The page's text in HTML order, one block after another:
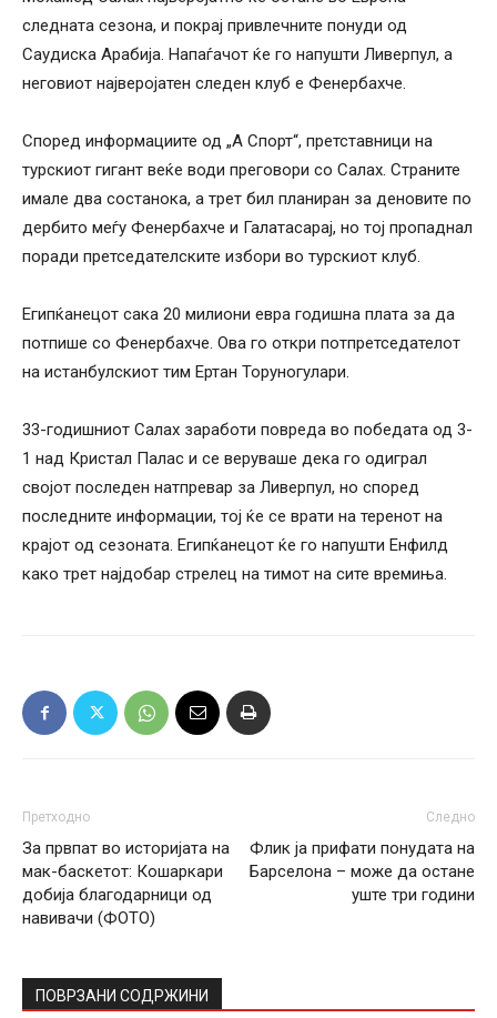
следната сезона, и покрај привлечните понуди од
Саудиска Арабија. Напаѓачот ќе го напушти Ливерпул, а
неговиот најверојатен следен клуб е Фенербахче.
Според информациите од „А Спорт“, претставници на
турскиот гигант веќе води преговори со Салах. Страните
имале два состанока, а трет бил планиран за деновите по
дербито меѓу Фенербахче и Галатасарај, но тој пропаднал
поради претседателските избори во турскиот клуб.
Египќанецот сака 20 милиони евра годишна плата за да
потпише со Фенербахче. Ова го откри потпретседателот
на истанбулскиот тим Ертан Торуногулари.
33-годишниот Салах заработи повреда во победата од 3-
1 над Кристал Палас и се веруваше дека го одиграл
својот последен натпревар за Ливерпул, но според
последните информации, тој ќе се врати на теренот на
крајот од сезоната. Египќанецот ќе го напушти Енфилд
како трет најдобар стрелец на тимот на сите времиња.
Претходно
За првпат во историјата на
мак-баскетот: Кошаркари
добија благодарници од
навивачи (ФОТО)
Следно
Флик ја прифати понудата на
Барселона – може да остане
уште три години
ПОВРЗАНИ СОДРЖИНИ